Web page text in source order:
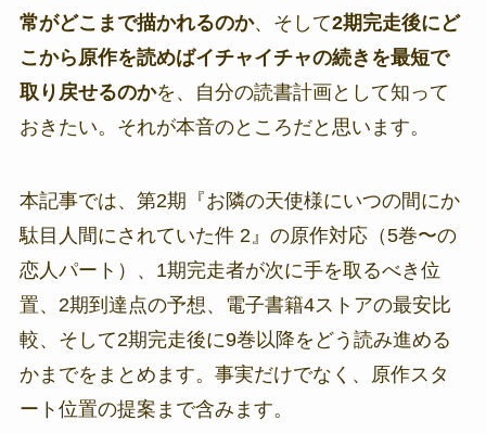
常がどこまで描かれるのか、そして2期完走後にど
こから原作を読めばイチャイチャの続きを最短で
取り戻せるのかを、自分の読書計画として知って
おきたい。それが本音のところだと思います。
本記事では、第2期『お隣の天使様にいつの間にか
駄目人間にされていた件 2』の原作対応（5巻〜の
恋人パート）、1期完走者が次に手を取るべき位
置、2期到達点の予想、電子書籍4ストアの最安比
較、そして2期完走後に9巻以降をどう読み進める
かまでをまとめます。事実だけでなく、原作スタ
ート位置の提案まで含みます。